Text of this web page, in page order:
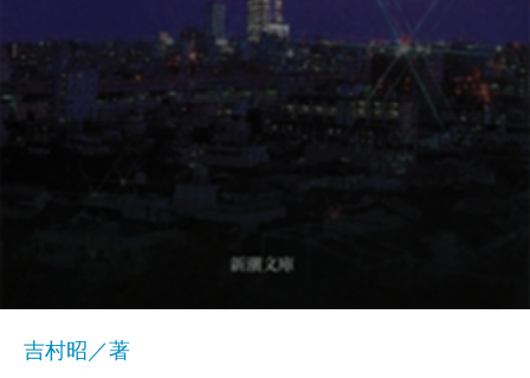
吉村昭／著